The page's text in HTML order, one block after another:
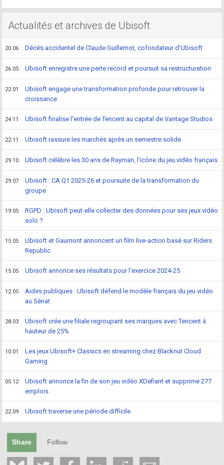
Actualités et archives de Ubisoft
20.06 Décès accidentel de Claude Guillemot, cofondateur d'Ubisoft
26.05 Ubisoft enregistre une perte record et poursuit sa restructuration
22.01
Ubisoft engage une transformation profonde pour retrouver la
croissance
24.11 Ubisoft finalise l'entrée de Tencent au capital de Vantage Studios
22.11 Ubisoft rassure les marchés après un semestre solide
29.10 Ubisoft célèbre les 30 ans de Rayman, l'icône du jeu vidéo français
29.07
Ubisoft : CA Q1 2025-26 et poursuite de la transformation du
groupe
19.05
RGPD : Ubisoft peut-elle collecter des données pour ses jeux vidéo
solo ?
15.05
Ubisoft et Gaumont annoncent un film live-action basé sur Riders
Republic
15.05 Ubisoft annonce ses résultats pour l'exercice 2024-25
12.05
Aides publiques : Ubisoft défend le modèle français du jeu vidéo
au Sénat
28.03
Ubisoft crée une filiale regroupant ses marques avec Tencent à
hauteur de 25%
10.01
Les jeux Ubisoft+ Classics en streaming chez Blacknut Cloud
Gaming
05.12
Ubisoft annonce la fin de son jeu vidéo XDefiant et supprime 277
emplois
22.09 Ubisoft traverse une période difficile
Share Follow